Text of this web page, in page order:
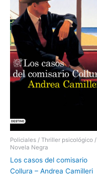
Policiales / Thriller psicológico /
Novela Negra
Los casos del comisario
Collura – Andrea Camilleri